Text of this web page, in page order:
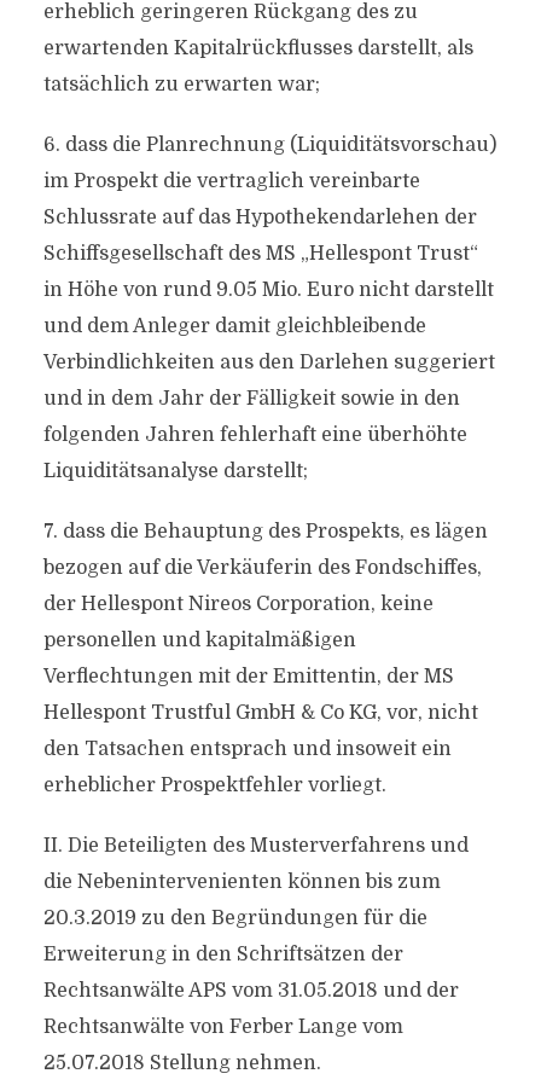
erheblich geringeren Rückgang des zu
erwartenden Kapitalrückflusses darstellt, als
tatsächlich zu erwarten war;
6. dass die Planrechnung (Liquiditätsvorschau)
im Prospekt die vertraglich vereinbarte
Schlussrate auf das Hypothekendarlehen der
Schiffsgesellschaft des MS „Hellespont Trust“
in Höhe von rund 9.05 Mio. Euro nicht darstellt
und dem Anleger damit gleichbleibende
Verbindlichkeiten aus den Darlehen suggeriert
und in dem Jahr der Fälligkeit sowie in den
folgenden Jahren fehlerhaft eine überhöhte
Liquiditätsanalyse darstellt;
7. dass die Behauptung des Prospekts, es lägen
bezogen auf die Verkäuferin des Fondschiffes,
der Hellespont Nireos Corporation, keine
personellen und kapitalmäßigen
Verflechtungen mit der Emittentin, der MS
Hellespont Trustful GmbH & Co KG, vor, nicht
den Tatsachen entsprach und insoweit ein
erheblicher Prospektfehler vorliegt.
II. Die Beteiligten des Musterverfahrens und
die Nebenintervenienten können bis zum
20.3.2019 zu den Begründungen für die
Erweiterung in den Schriftsätzen der
Rechtsanwälte APS vom 31.05.2018 und der
Rechtsanwälte von Ferber Lange vom
25.07.2018 Stellung nehmen.